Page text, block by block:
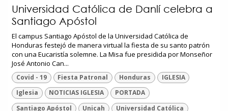
Universidad Católica de Danlí celebra a
Santiago Apóstol
El campus Santiago Apóstol de la Universidad Católica de
Honduras festejó de manera virtual la fiesta de su santo patrón
con una Eucaristía solemne. La Misa fue presidida por Monseñor
José Antonio Can...
Covid - 19 Fiesta Patronal Honduras
IGLESIA
Iglesia
NOTICIAS IGLESIA
PORTADA
Santiago Apóstol
Unicah Universidad Católica